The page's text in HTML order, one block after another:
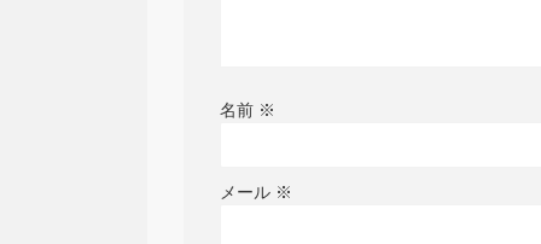
名前 ※
メール ※